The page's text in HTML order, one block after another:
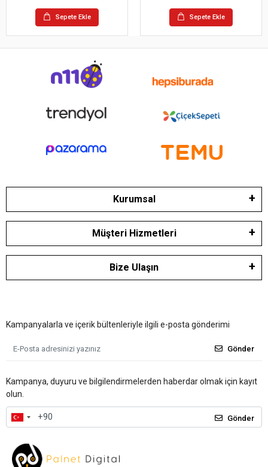
Sepete Ekle Sepete Ekle
Kurumsal
Müşteri Hizmetleri
Bize Ulaşın
Kampanyalarla ve içerik bültenleriyle ilgili e-posta gönderimi
Gönder
Kampanya, duyuru ve bilgilendirmelerden haberdar olmak için kayıt
olun.
Gönder